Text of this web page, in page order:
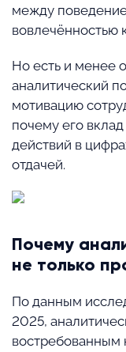
между
вовлечённостью
Но есть и менее
аналитический
мотивацию
почему его
действий в
отдачей.
Почему
не только
По данным
2025,
востребованным